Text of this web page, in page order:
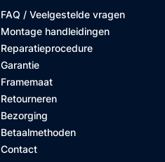
FAQ / Veelgestelde vragen
Montage handleidingen
Reparatieprocedure
Garantie
Framemaat
Retourneren
Bezorging
Betaalmethoden
Contact